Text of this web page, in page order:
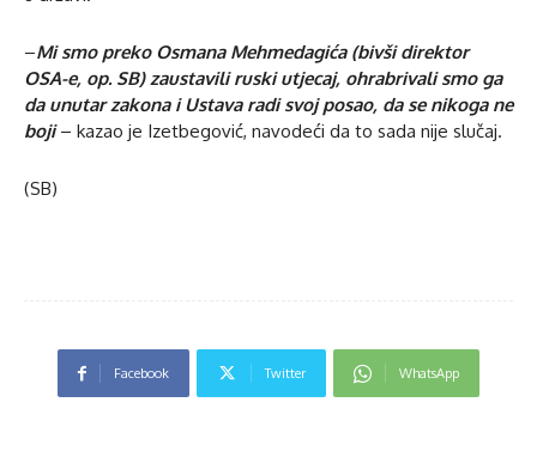
–Mi smo preko Osmana Mehmedagića (bivši direktor
OSA-e, op. SB) zaustavili ruski utjecaj, ohrabrivali smo ga
da unutar zakona i Ustava radi svoj posao, da se nikoga ne
boji– kazao je Izetbegović, navodeći da to sada nije slučaj.
(SB)
Facebook Twitter WhatsApp